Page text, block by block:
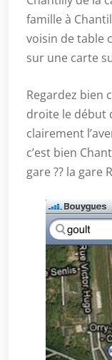
famille à
voisin de table
sur une carte
Regardez bien
droite le début
clairement
c’est bien
gare ?? la gare